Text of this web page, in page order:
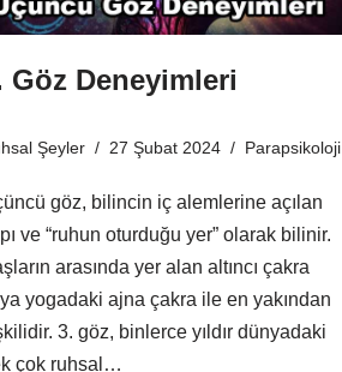
Göz Deneyimleri
Şeyler 27 Şubat 2024 Parapsikoloji
göz, bilincin iç alemlerine açılan
ve “ruhun oturduğu yer” olarak bilinir.
arasında yer alan altıncı çakra
yogadaki ajna çakra ile en yakından
3. göz, binlerce yıldır dünyadaki
çok ruhsal…